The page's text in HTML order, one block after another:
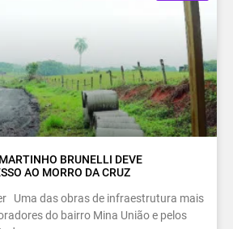
BRUNELLI DEVE
AO MORRO DA CRUZ
Uma das obras de infraestrutura mais
do bairro Mina União e pelos